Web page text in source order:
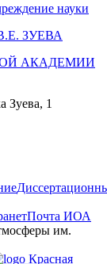
науки
ЗУЕВА
АКАДЕМИИ
Зуева, 1
Почта ИОА
им.
Красная